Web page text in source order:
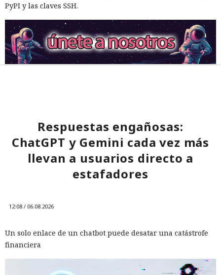
PyPI y las claves SSH.
Respuestas engañosas:
ChatGPT y Gemini cada vez más
llevan a usuarios directo a
estafadores
12:08 / 06.08.2026
Un solo enlace de un chatbot puede desatar una catástrofe
financiera